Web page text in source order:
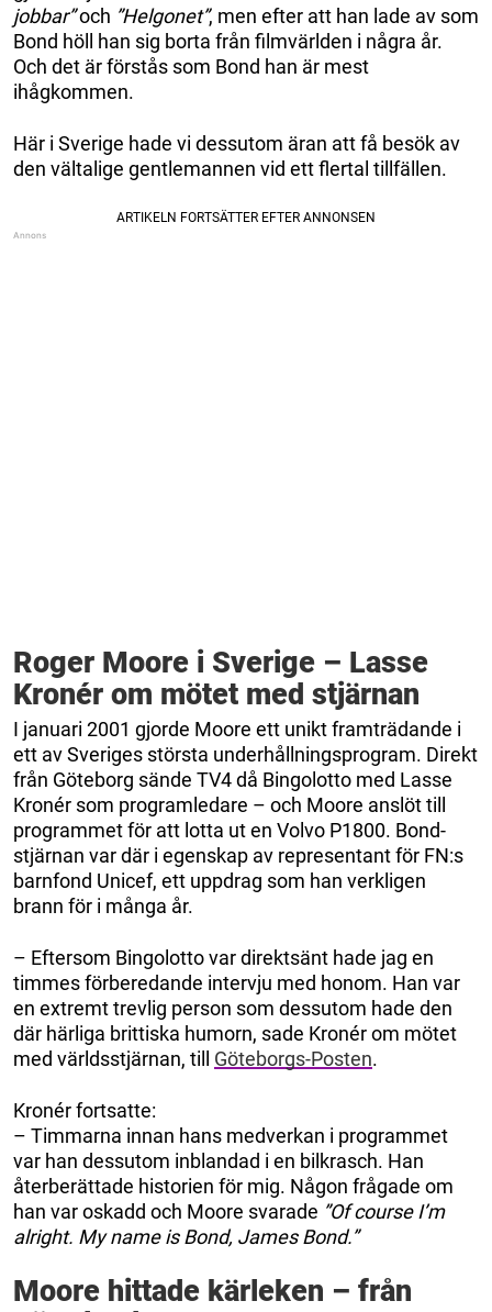
jobbar”och ”Helgonet”, men efter att han lade av som
Bond höll han sig borta från filmvärlden i några år.
Och det är förstås som Bond han är mest
ihågkommen.
Här i Sverige hade vi dessutom äran att få besök av
den vältalige gentlemannen vid ett flertal tillfällen.
Roger Moore i Sverige – Lasse
Kronér om mötet med stjärnan
I januari 2001 gjorde Moore ett unikt framträdande i
ett av Sveriges största underhållningsprogram. Direkt
från Göteborg sände TV4 då Bingolotto med Lasse
Kronér som programledare – och Moore anslöt till
programmet för att lotta ut en Volvo P1800. Bond-
stjärnan var där i egenskap av representant för FN:s
barnfond Unicef, ett uppdrag som han verkligen
brann för i många år.
– Eftersom Bingolotto var direktsänt hade jag en
timmes förberedande intervju med honom. Han var
en extremt trevlig person som dessutom hade den
där härliga brittiska humorn, sade Kronér om mötet
med världsstjärnan, till Göteborgs-Posten.
Kronér fortsatte:
– Timmarna innan hans medverkan i programmet
var han dessutom inblandad i en bilkrasch. Han
återberättade historien för mig. Någon frågade om
han var oskadd och Moore svarade ”Of course I’m
alright. My name is Bond, James Bond.”
Moore hittade kärleken – från